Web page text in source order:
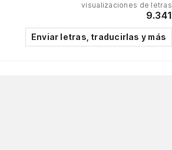
visualizaciones de letras
9.341
Enviar letras, traducirlas y más